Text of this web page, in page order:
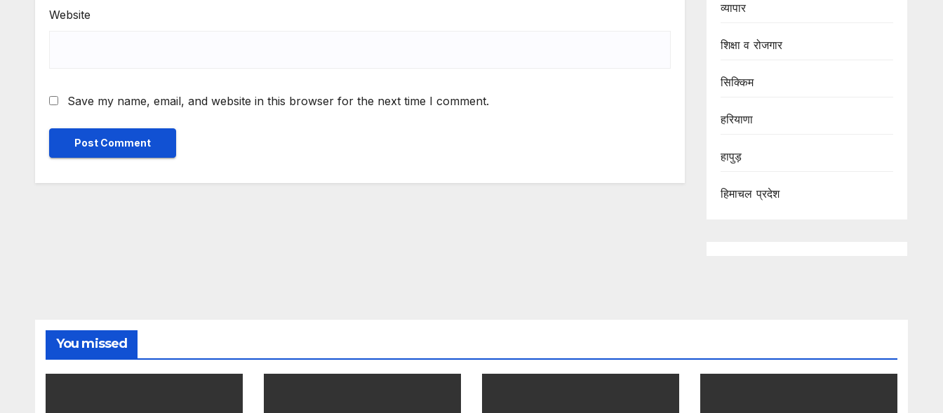
Website
Save my name, email, and website in this browser for the next time I comment.
व्यापार
शिक्षा व रोजगार
सिक्किम
हरियाणा
हापुड़
हिमाचल प्रदेश
You missed